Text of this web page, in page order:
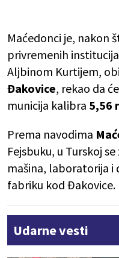
Maćedonci je, nakon
privremenih
Aljbinom Kurtijem,
Đakovice, rekao da
municija kalibra 5,56
Prema navodima
Fejsbuku, u Turskoj
mašina, laboratorija i
fabriku kod Đakovice.
Udarne vesti